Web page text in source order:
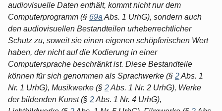
audiovisuelle Daten enthält, kommt nicht nur dem
Computerprogramm (§ 69a Abs. 1 UrhG), sondern auch
den audiovisuellen Bestandteilen urheberrechtlicher
Schutz zu, soweit sie einen eigenen schöpferischen Wert
haben, der nicht auf die Kodierung in einer
Computersprache beschränkt ist. Diese Bestandteile
können für sich genommen als Sprachwerke (§ 2Abs. 1
Nr. 1 UrhG), Musikwerke (§ 2Abs. 1 Nr. 2 UrhG), Werke
der bildenden Kunst (§ 2Abs. 1 Nr. 4 UrhG),